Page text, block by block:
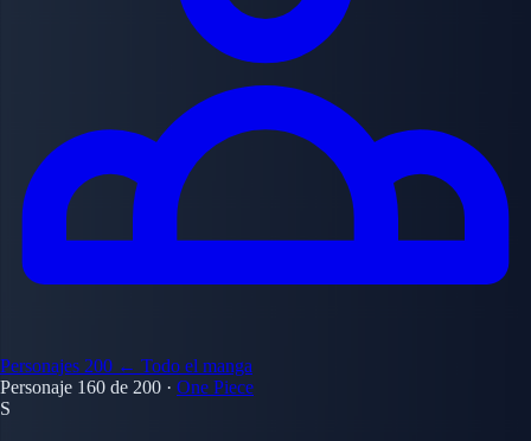
Personajes 200 ← Todo el manga
Personaje 160 de 200 · One Piece
S